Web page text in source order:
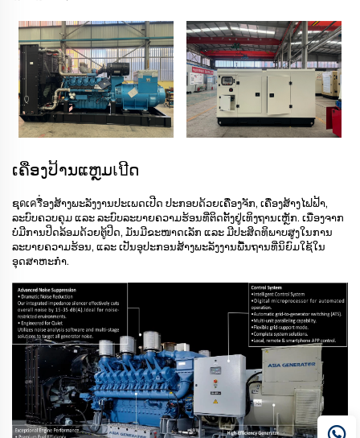
ເຄື່ອງປ້ານແຫຼມเปີດ
ຊุดເครື່ອງສ້າງພະລັງງານປະເພດເປີດ ປະກອບດ້ວຍເຄື່ອງຈັກ, ເຄື່ອງສ້າງໄຟຟ້າ,
ລະບົບຄວບຄຸມ ແລະ ລະບົບລະບາຍຄວາມຮ້ອນທີ່ຕິດຕັ້ງຢູ່ເທິງຖານເຫຼັກ. ເນື່ອງຈາກ
ບໍ່ມີການປິດລ້ອມດ້ວຍຕູ້ປິດ, ມັນມີຂະໜາດເລັກ ແລະ ມີປະສິດທິພາບສູງໃນການ
ລະບາຍຄວາມຮ້ອນ, ແລະ ເປັນອຸປະກອນສ້າງພະລັງງານພື້ນຖານທີ່ນິຍົມໃຊ້ໃນ
ອຸດສາຫະກຳ.